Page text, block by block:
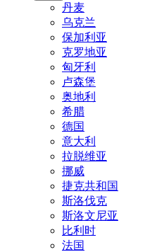
丹麦
乌克兰
保加利亚
克罗地亚
匈牙利
卢森堡
奥地利
希腊
德国
意大利
拉脱维亚
挪威
捷克共和国
斯洛伐克
斯洛文尼亚
比利时
法国